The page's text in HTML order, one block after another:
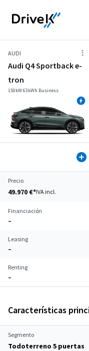
AUDI
Audi Q4 Sportback e-
tron
150kW 63kWh Business
Precio
49.970 €*IVA incl.
Financiación
–
Leasing
–
Renting
–
Características
Segmento
Todoterreno 5 puertas